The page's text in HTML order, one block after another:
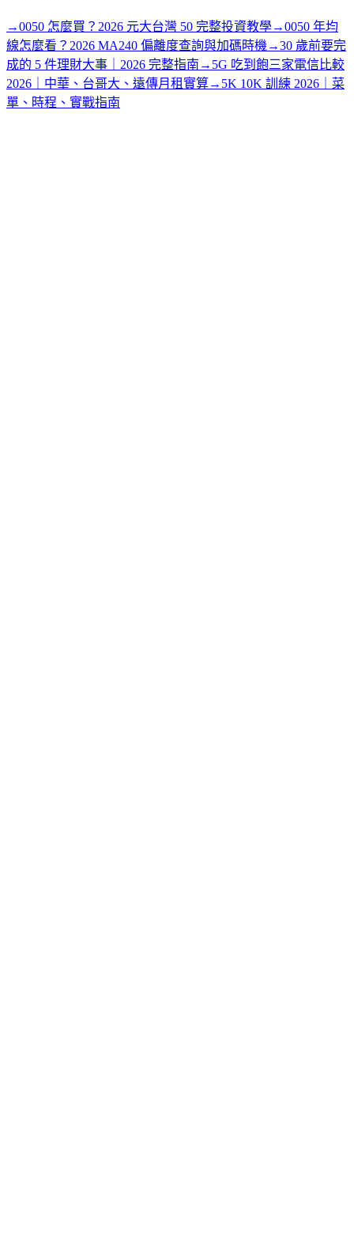
→0050 怎麼買？2026 元大台灣 50 完整投資教學→0050 年均
線怎麼看？2026 MA240 偏離度查詢與加碼時機 →30 歲前要完
成的 5 件理財大事｜2026 完整指南 → 5G 吃到飽三家電信比較
2026｜中華、台哥大、遠傳月租實算→ 5K 10K 訓練 2026｜菜
單、時程、實戰指南